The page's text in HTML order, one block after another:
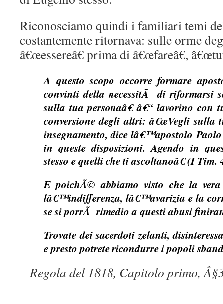
Riconosciamo quindi i familiari temi
costantemente ritornava: sulle orme
â€œessereâ€ prima di â€œfareâ€,
A questo scopo occorre formare
convinti della necessitÃ di riformarsi
sulla tua personaâ€ â€“ lavorino con
conversione degli altri: â€œVegli sulla
insegnamento, dice lâ€™apostolo Paolo
in queste disposizioni. Agendo in
stesso e quelli che ti ascoltanoâ€ (I Tim.
E poichÃ© abbiamo visto che la
lâ€™indifferenza, lâ€™avarizia e la
se si porrÃ rimedio a questi abusi
Trovate dei sacerdoti zelanti,
e presto potrete ricondurre i popoli
Regola del 1818, Capitolo primo,